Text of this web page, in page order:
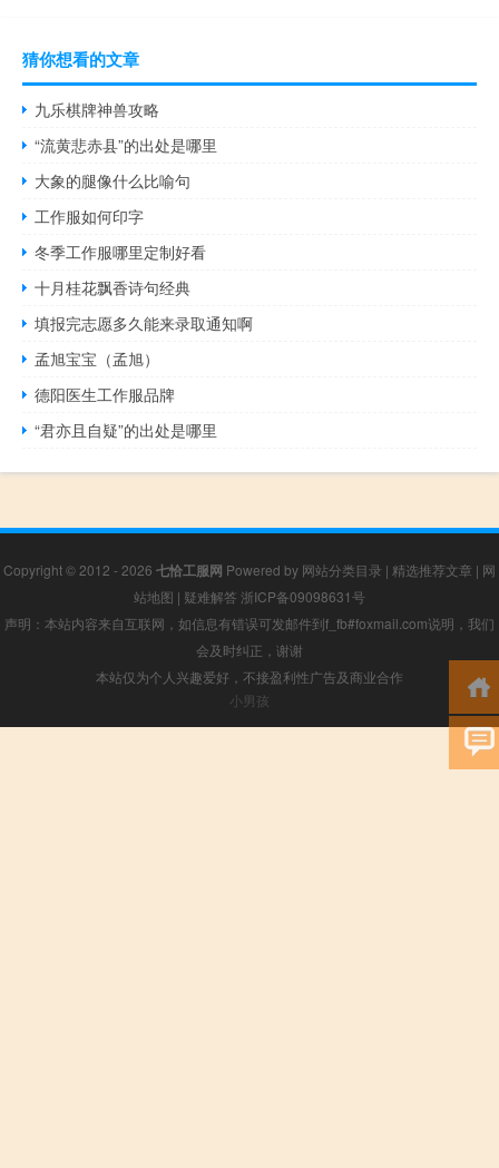
猜你想看的文章
九乐棋牌神兽攻略
“流黄悲赤县”的出处是哪里
大象的腿像什么比喻句
工作服如何印字
冬季工作服哪里定制好看
十月桂花飘香诗句经典
填报完志愿多久能来录取通知啊
孟旭宝宝（孟旭）
德阳医生工作服品牌
“君亦且自疑”的出处是哪里
Copyright © 2012 - 2026 七恰工服网 Powered by 网站分类目录 | 精选推荐文章 | 网
站地图 | 疑难解答 浙ICP备09098631号
声明：本站内容来自互联网，如信息有错误可发邮件到f_fb#foxmail.com说明，我们
会及时纠正，谢谢
本站仅为个人兴趣爱好，不接盈利性广告及商业合作
小男孩